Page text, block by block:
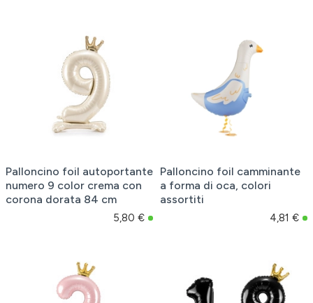
Palloncino foil autoportante
numero 9 color crema con
corona dorata 84 cm
5,80 €
Palloncino foil camminante
a forma di oca, colori
assortiti
4,81 €